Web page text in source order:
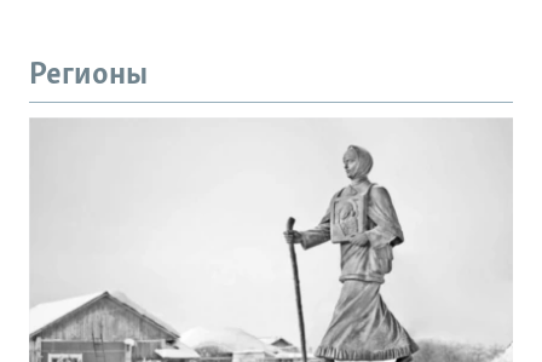
Регионы